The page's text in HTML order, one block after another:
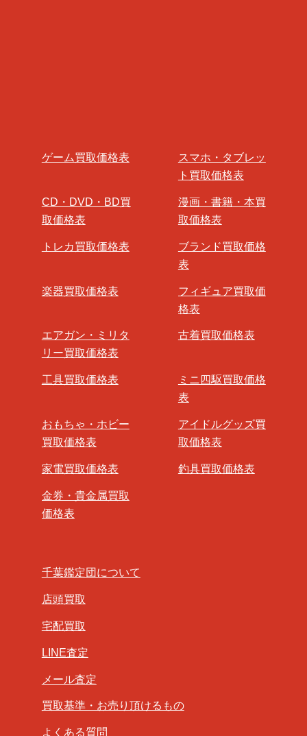
ゲーム買取価格表
スマホ・タブレッ
ト買取価格表
CD・DVD・BD買
取価格表
漫画・書籍・本買
取価格表
トレカ買取価格表
ブランド買取価格
表
楽器買取価格表
フィギュア買取価
格表
エアガン・ミリタ
リー買取価格表
古着買取価格表
工具買取価格表
ミニ四駆買取価格
表
おもちゃ・ホビー
買取価格表
アイドルグッズ買
取価格表
家電買取価格表 釣具買取価格表
金券・貴金属買取
価格表
千葉鑑定団について
店頭買取
宅配買取
LINE査定
メール査定
買取基準・お売り頂けるもの
よくある質問